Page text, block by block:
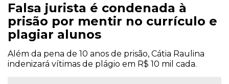
Falsa jurista é condenada à
prisão por mentir no currículo e
plagiar alunos
Além da pena de 10 anos de prisão, Cátia Raulina
indenizará vítimas de plágio em R$ 10 mil cada.